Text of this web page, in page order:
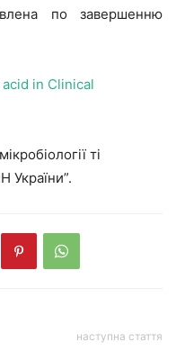
по завершенню
in Clinical
ті
України”.
наступна стаття